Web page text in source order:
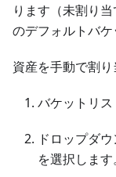
ります（未割り
のデフォルトバケ
資産を手動で割り
バケットリス
ドロップダ
を選択します。